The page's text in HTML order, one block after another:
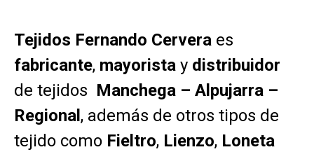
Tejidos Fernando Cervera es
fabricante, mayorista y distribuidor
de tejidos Manchega – Alpujarra –
Regional , además de otros tipos de
tejido como Fieltro, Lienzo, Loneta